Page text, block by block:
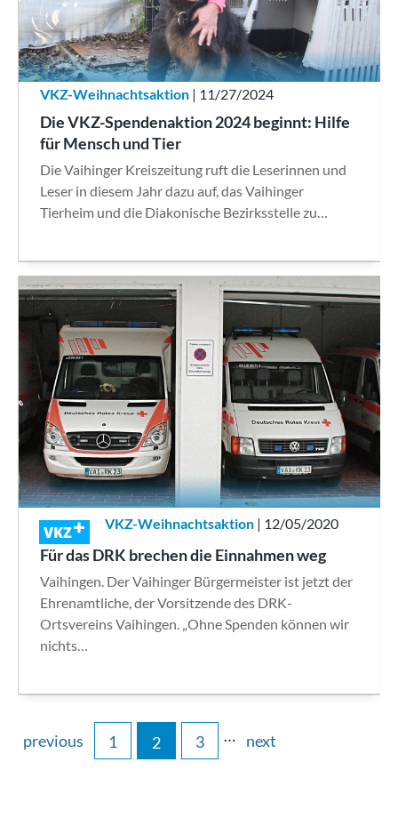
VKZ-Weihnachtsaktion | 11/27/2024
Die VKZ-Spendenaktion 2024 beginnt: Hilfe
für Mensch und Tier
Die Vaihinger Kreiszeitung ruft die Leserinnen und
Leser in diesem Jahr dazu auf, das Vaihinger
Tierheim und die Diakonische Bezirksstelle zu…
VKZ VKZ-Weihnachtsaktion | 12/05/2020
Für das DRK brechen die Einnahmen weg
Vaihingen. Der Vaihinger Bürgermeister ist jetzt der
Ehrenamtliche, der Vorsitzende des DRK-
Ortsvereins Vaihingen. „Ohne Spenden können wir
nichts…
previous 1 2 3 … next